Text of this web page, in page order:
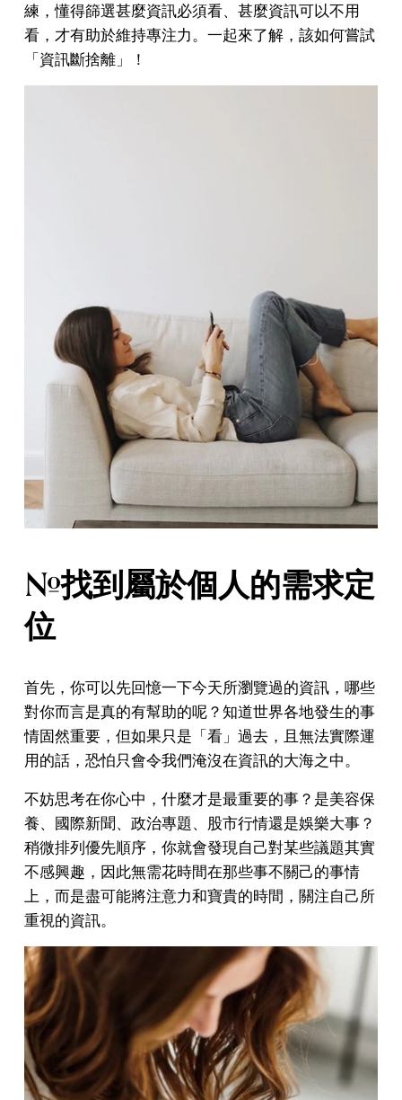
練，懂得篩選甚麼資訊必須看、甚麼資訊可以不用
看，才有助於維持專注力。一起來了解，該如何嘗試
「資訊斷捨離」！
#找到屬於個人的需求定
位
首先，你可以先回憶一下今天所瀏覽過的資訊，哪些
對你而言是真的有幫助的呢？知道世界各地發生的事
情固然重要，但如果只是「看」過去，且無法實際運
用的話，恐怕只會令我們淹沒在資訊的大海之中。
不妨思考在你心中，什麼才是最重要的事？是美容保
養、國際新聞、政治專題、股市行情還是娛樂大事？
稍微排列優先順序，你就會發現自己對某些議題其實
不感興趣，因此無需花時間在那些事不關己的事情
上，而是盡可能將注意力和寶貴的時間，關注自己所
重視的資訊。